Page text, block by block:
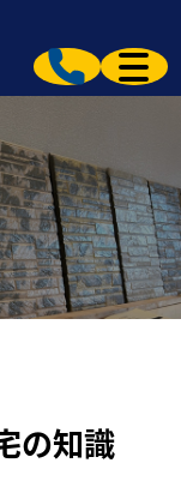
の知識